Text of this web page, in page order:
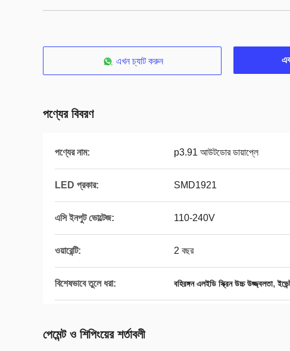
এখন চ্যাট করুন
পণ্যের বিবরণ
পণ্যের নাম: p3.91 আউটডোর ডায়াপ্লে
LED প্রকার: SMD1921
এসি ইনপুট ভোল্টেজ: 110-240V
ওয়ারেন্টি: 2 বছর
বিশেষভাবে তুলে ধরা: বহিরঙ্গন এলইডি স্ক্রিন উচ্চ উজ্জ্বলতা,
পেমেন্ট ও শিপিংয়ের শর্তাবলী